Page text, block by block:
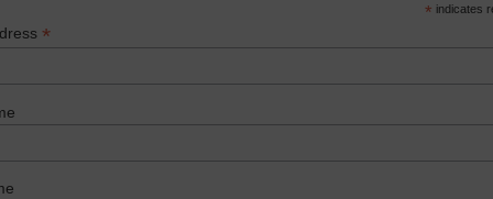
* indicates
*